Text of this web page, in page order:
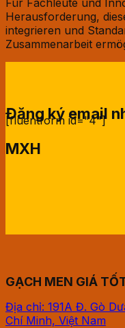
Herausforderung,
integrieren und
Zusammenarbeit
Đăng ký email
[fluentform id="4"]
MXH
GẠCH MEN GIÁ
Địa chỉ: 191A Đ. Gò
Chí Minh, Việt Nam